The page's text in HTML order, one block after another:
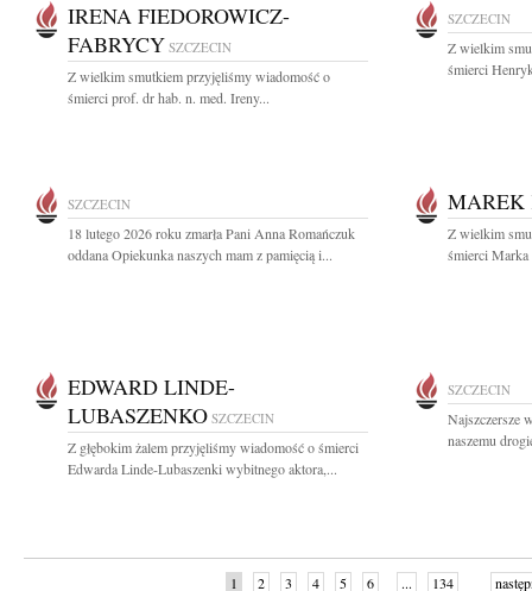
IRENA FIEDOROWICZ-
FABRYCY SZCZECIN
Z wielkim smutkiem przyjęliśmy wiadomość o
śmierci prof. dr hab. n. med. Ireny...
SZCZECIN
Z wielkim
śmierci
SZCZECIN
18 lutego 2026 roku zmarła Pani Anna Romańczuk
oddana Opiekunka naszych mam z pamięcią i...
Z wielkim
śmierci Marka
EDWARD LINDE-
LUBASZENKO SZCZECIN
Z głębokim żalem przyjęliśmy wiadomość o śmierci
Edwarda Linde-Lubaszenki wybitnego aktora,...
SZCZECIN
Najszczersze
naszemu
1 2 3 4 5 6 ... 134